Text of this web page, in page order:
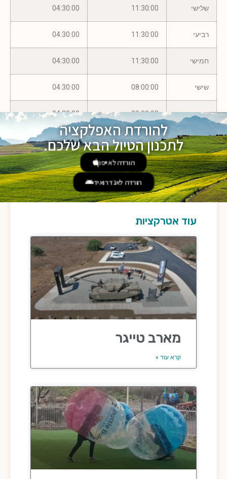
שלישי 11:30:00
04:30:00
רביעי 11:30:00
04:30:00
חמישי 11:30:00
04:30:00
שישי 08:00:00
04:30:00
שבת 08:00:00
04:30:00
עוד אטרקציות
מארב טייגר
קרא עוד »
להורדת האפלקציה
לתכנון הטיול הבא שלכם.
הורדה לאייפון
הורדה לאנדרואיד